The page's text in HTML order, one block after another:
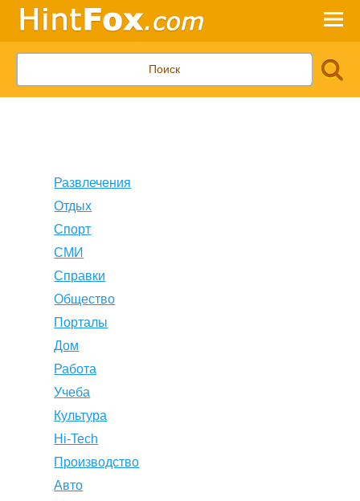
Развлечения
Отдых
Спорт
СМИ
Справки
Общество
Порталы
Дом
Работа
Учеба
Культура
Hi-Tech
Производство
Авто